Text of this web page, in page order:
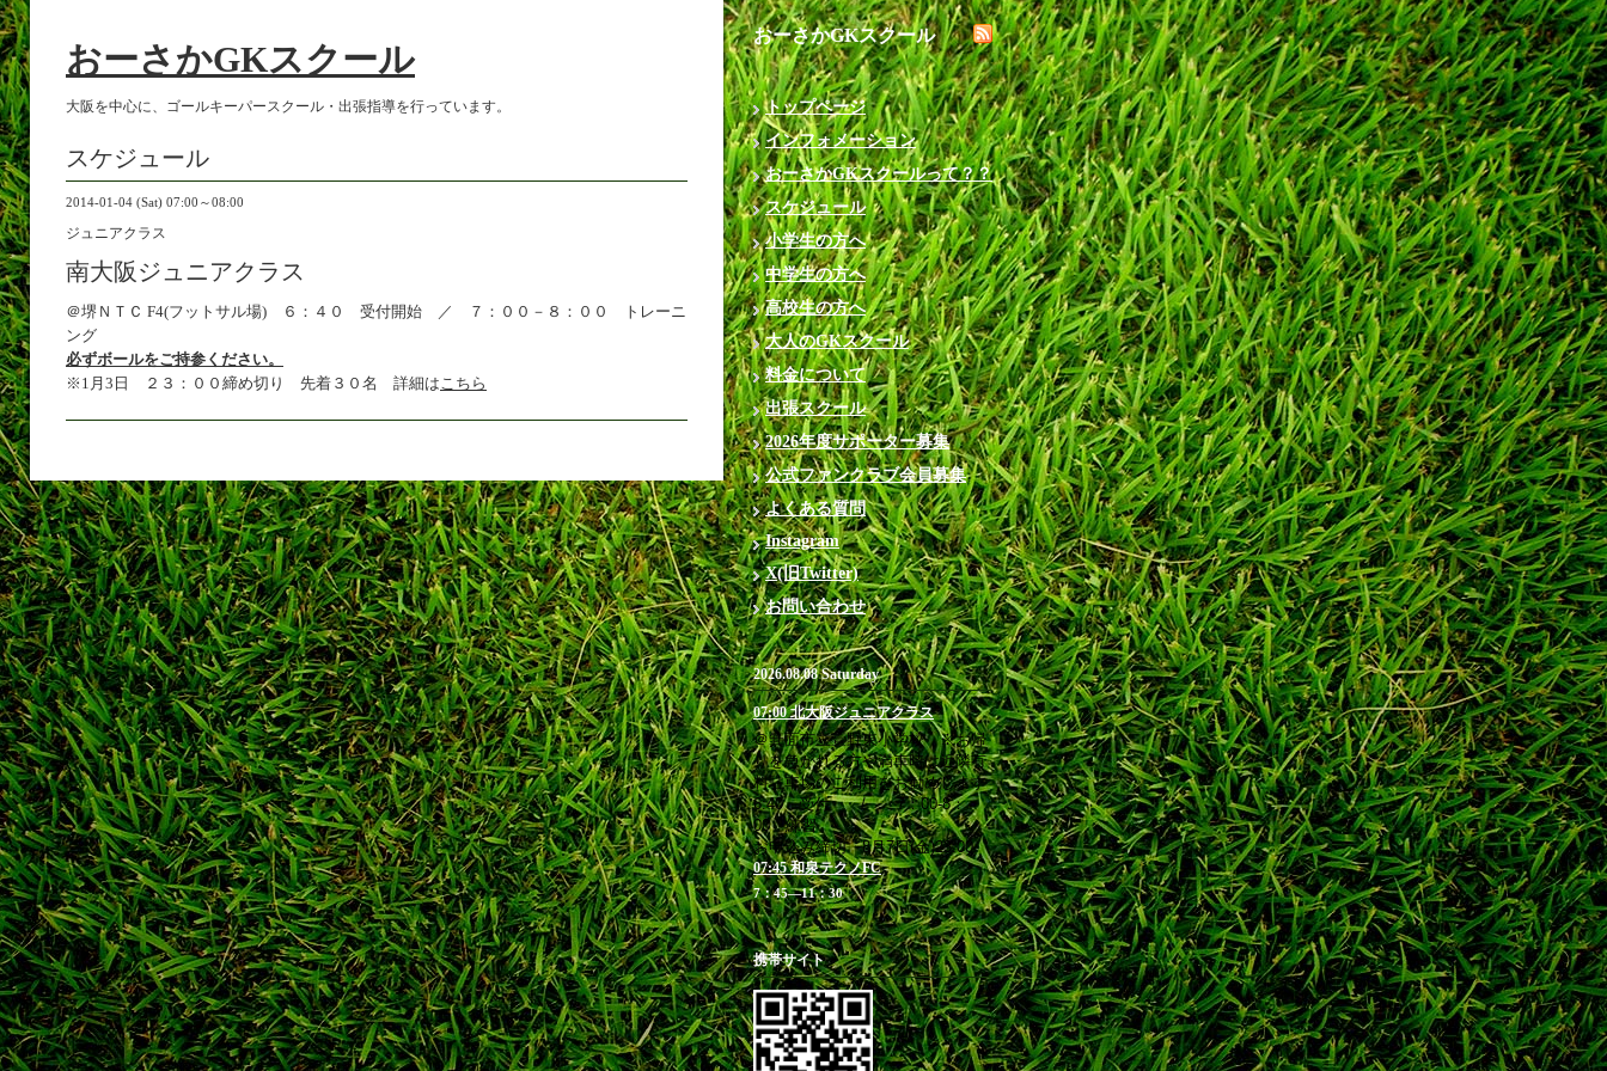
おーさかGKスクール
大阪を中心に、ゴールキーパースクール・出張指導を行っています。
スケジュール
2014-01-04 (Sat) 07:00～08:00
ジュニアクラス
南大阪ジュニアクラス
＠堺ＮＴＣ F4(フットサル場) ６：４０ 受付開始 ／ ７：００－８：００ トレーニ
ング
必ずボールをご持参ください。
※1月3日 ２３：００締め切り 先着３０名 詳細はこちら
おーさかGKスクール
トップページ
インフォメーション
おーさかGKスクールって？？
スケジュール
小学生の方へ
中学生の方へ
高校生の方へ
大人のGKスクール
料金について
出張スクール
2026年度サポーター募集
公式ファンクラブ会員募集
よくある質問
Instagram
X(旧Twitter)
お問い合わせ
2026.08.08 Saturday
07:00 北大阪ジュニアクラス
＠箕面市立萱野東小学校 ※お帰
りを急がれる方や満車時は近隣有
料駐車場のご利用をお勧めします
6:40 受付 / 7：00-8：
00 練習
お申込み締切 8月7日(金)23:00
07:45 和泉テクノFC
7：45―11：30
携帯サイト